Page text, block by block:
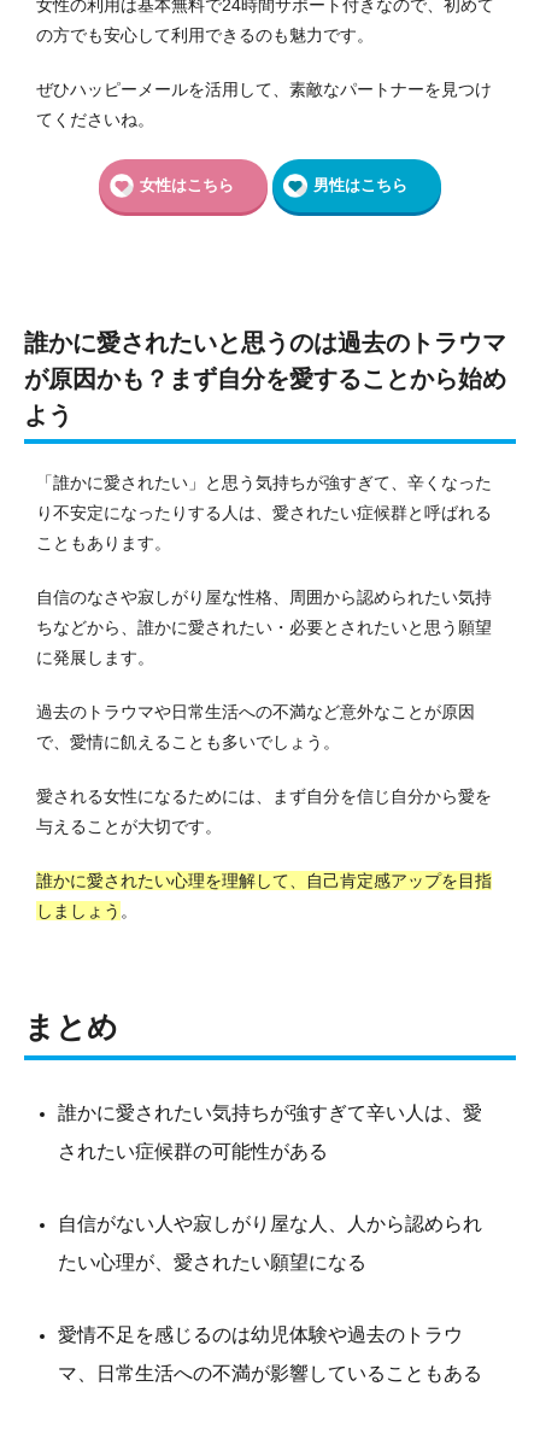
女性の利用は基本無料で24時間サポート付きなので、初めて
の方でも安心して利用できるのも魅力です。
ぜひハッピーメールを活用して、素敵なパートナーを見つけ
てくださいね。
女性はこちら 男性はこちら
誰かに愛されたいと思うのは過去のトラウマ
が原因かも？まず自分を愛することから始め
よう
「誰かに愛されたい」と思う気持ちが強すぎて、辛くなった
り不安定になったりする人は、愛されたい症候群と呼ばれる
こともあります。
自信のなさや寂しがり屋な性格、周囲から認められたい気持
ちなどから、誰かに愛されたい・必要とされたいと思う願望
に発展します。
過去のトラウマや日常生活への不満など意外なことが原因
で、愛情に飢えることも多いでしょう。
愛される女性になるためには、まず自分を信じ自分から愛を
与えることが大切です。
誰かに愛されたい心理を理解して、自己肯定感アップを目指
しましょう 。
まとめ
誰かに愛されたい気持ちが強すぎて辛い人は、愛
されたい症候群の可能性がある
自信がない人や寂しがり屋な人、人から認められ
たい心理が、愛されたい願望になる
愛情不足を感じるのは幼児体験や過去のトラウ
マ、日常生活への不満が影響していることもある